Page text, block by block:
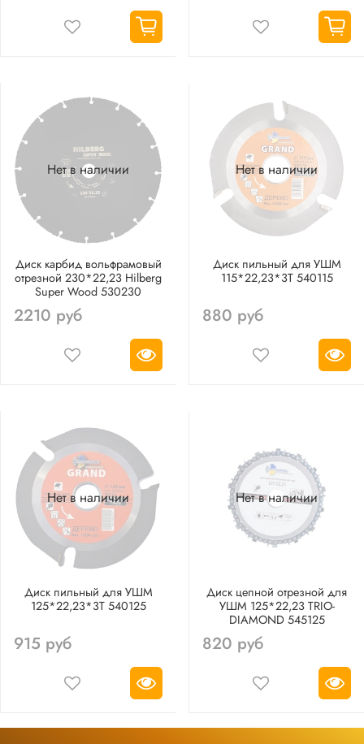
Нет в наличии
Диск карбид вольфрамовый
отрезной 230*22,23 Hilberg
Super Wood 530230
2210 руб
Нет в наличии
Диск пильный для УШМ
115*22,23*3T 540115
880 руб
Нет в наличии
Диск пильный для УШМ
125*22,23*3T 540125
915 руб
Нет в наличии
Диск цепной отрезной для
УШМ 125*22,23 TRIO-
DIAMOND 545125
820 руб